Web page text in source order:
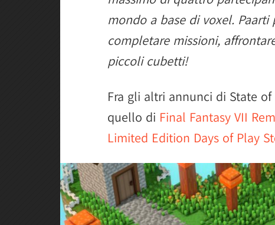
mondo a base di voxel.
completare missioni,
piccoli cubetti!
Fra gli altri annunci di State
quello di Final Fantasy VII
Limited Edition Days of Play